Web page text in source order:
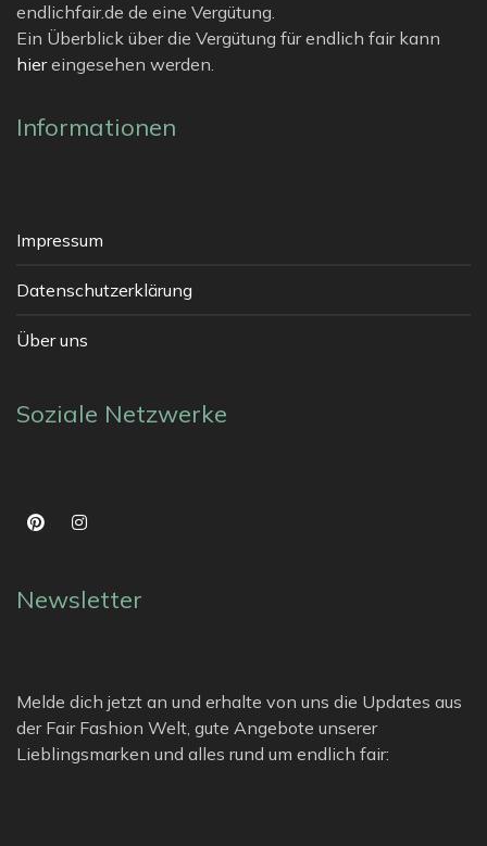
endlichfair.de de eine Vergütung.
Ein Überblick über die Vergütung für endlich fair kann
hiereingesehen werden.
Informationen
Impressum
Datenschutzerklärung
Über uns
Soziale Netzwerke
Newsletter
Melde dich jetzt an und erhalte von uns die Updates aus
der Fair Fashion Welt, gute Angebote unserer
Lieblingsmarken und alles rund um endlich fair: